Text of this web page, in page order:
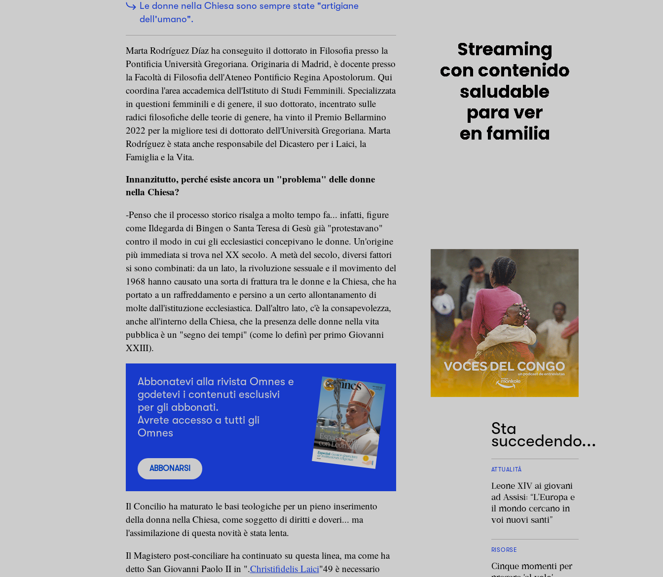
Le donne nella Chiesa sono sempre state "artigiane
dell'umano".
Marta Rodríguez Díaz ha conseguito il dottorato in Filosofia presso la
Pontificia Università Gregoriana. Originaria di Madrid, è docente presso
la Facoltà di Filosofia dell'Ateneo Pontificio Regina Apostolorum. Qui
coordina l'area accademica dell'Istituto di Studi Femminili. Specializzata
in questioni femminili e di genere, il suo dottorato, incentrato sulle
radici filosofiche delle teorie di genere, ha vinto il Premio Bellarmino
2022 per la migliore tesi di dottorato dell'Università Gregoriana. Marta
Rodríguez è stata anche responsabile del Dicastero per i Laici, la
Famiglia e la Vita.
Innanzitutto, perché esiste ancora un "problema" delle donne
nella Chiesa?
-Penso che il processo storico risalga a molto tempo fa... infatti, figure
come Ildegarda di Bingen o Santa Teresa di Gesù già "protestavano"
contro il modo in cui gli ecclesiastici concepivano le donne. Un'origine
più immediata si trova nel XX secolo. A metà del secolo, diversi fattori
si sono combinati: da un lato, la rivoluzione sessuale e il movimento del
1968 hanno causato una sorta di frattura tra le donne e la Chiesa, che ha
portato a un raffreddamento e persino a un certo allontanamento di
molte dall'istituzione ecclesiastica. Dall'altro lato, c'è la consapevolezza,
anche all'interno della Chiesa, che la presenza delle donne nella vita
pubblica è un "segno dei tempi" (come lo definì per primo Giovanni
XXIII).
Abbonatevi alla rivista Omnes e
godetevi i contenuti esclusivi
per gli abbonati.
Avrete accesso a tutti gli
Omnes
ABBONARSI
Il Concilio ha maturato le basi teologiche per un pieno inserimento
della donna nella Chiesa, come soggetto di diritti e doveri... ma
l'assimilazione di questa novità è stata lenta.
Il Magistero post-conciliare ha continuato su questa linea, ma come ha
detto San Giovanni Paolo II in ".Christifidelis Laici"49 è necessario
Sta
succedendo...
ATTUALITÀ
Leone XIV ai giovani
ad Assisi: “L’Europa e
il mondo cercano in
voi nuovi santi”
RISORSE
Cinque momenti per